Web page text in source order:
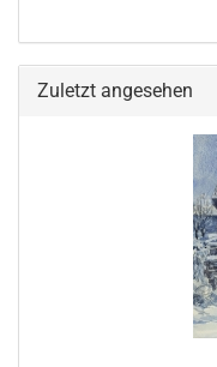
Zuletzt angesehen